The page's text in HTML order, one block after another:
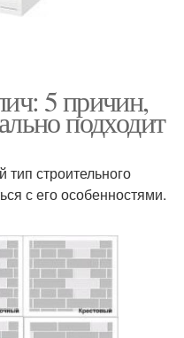
5 причин,
подходит
строительного
с его особенностями.